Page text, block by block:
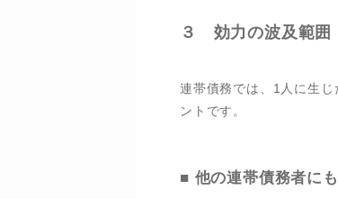
３ 効力の波及範囲
連帯債務では、1人に生
ントです。
■ 他の連帯債務者に